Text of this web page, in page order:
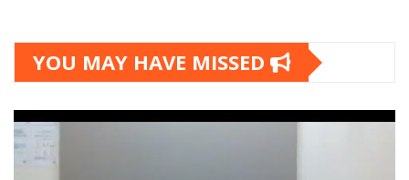
YOU MAY HAVE MISSED